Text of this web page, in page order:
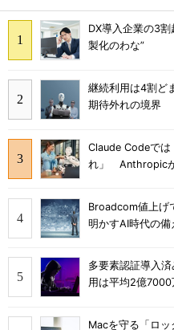
DX導入企業の3
製化のわな”
継続利用は4割
期待外れの境界
Claude Codeでは
れ」 Anthropic
Broadcom値上
明かすAI時代の備
多要素認証導入
用は平均2億7000
Macを守る「ロ